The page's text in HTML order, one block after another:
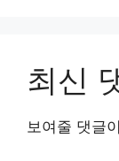
최신
보여줄 댓글